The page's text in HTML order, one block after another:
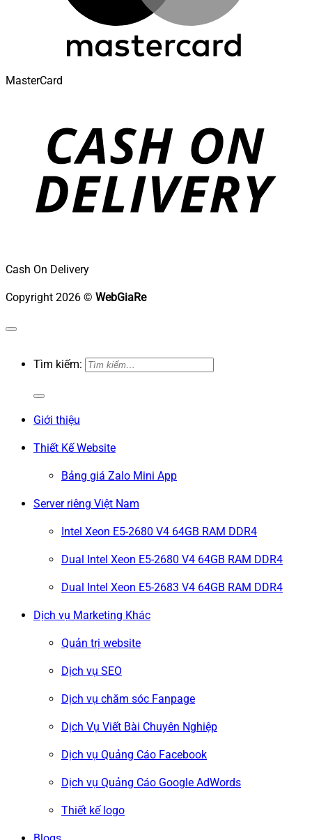
MasterCard
Cash On Delivery
Copyright 2026 © WebGiaRe
Tìm kiếm:
Giới thiệu
Thiết Kế Website
Bảng giá Zalo Mini App
Server riêng Việt Nam
Intel Xeon E5-2680 V4 64GB RAM DDR4
Dual Intel Xeon E5-2680 V4 64GB RAM DDR4
Dual Intel Xeon E5-2683 V4 64GB RAM DDR4
Dịch vụ Marketing Khác
Quản trị website
Dịch vụ SEO
Dịch vụ chăm sóc Fanpage
Dịch Vụ Viết Bài Chuyên Nghiệp
Dịch vụ Quảng Cáo Facebook
Dịch vụ Quảng Cáo Google AdWords
Thiết kế logo